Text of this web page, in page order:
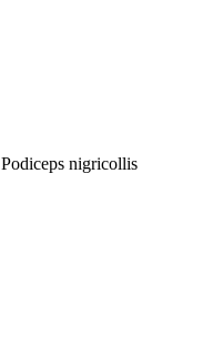
Podiceps nigricollis